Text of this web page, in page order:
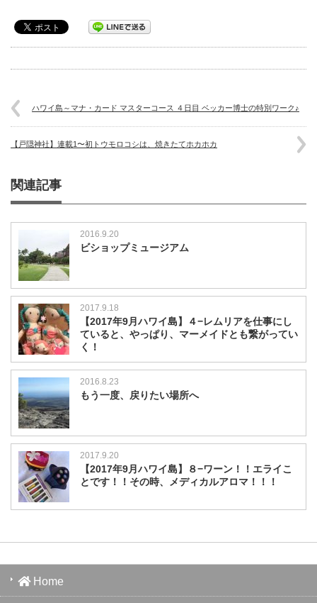
ハワイ島～マナ・カード マスターコース ４日目 ベッカー博士の特別ワーク♪
【戸隠神社】連載1〜初トウモロコシは、焼きたてホカホカ
関連記事
2016.9.20
ビショップミュージアム
2017.9.18
【2017年9月ハワイ島】４−レムリアを仕事にし
ていると、やっぱり、マーメイドとも繋がってい
く！
2016.8.23
もう一度、戻りたい場所へ
2017.9.20
【2017年9月ハワイ島】８−ワーン！！エライこ
とです！！その時、メディカルアロマ！！！
Home